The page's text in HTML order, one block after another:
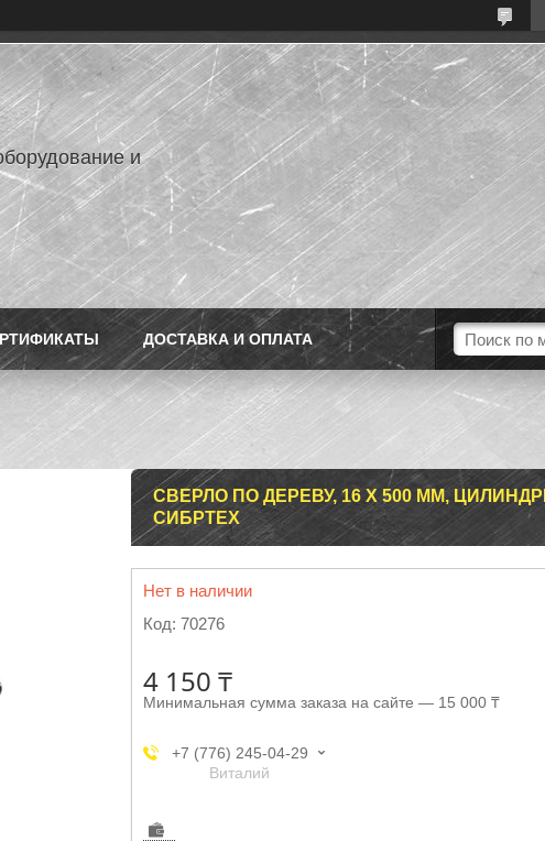
и
ДОСТАВКА И ОПЛАТА
СВЕРЛО ПО ДЕРЕВУ, 16 Х 500 ММ,
СИБРТЕХ
Нет в наличии
Код: 70276
4 150 ₸
Минимальная сумма заказа на сайте — 15 000 ₸
+7 (776) 245-04-29
Виталий